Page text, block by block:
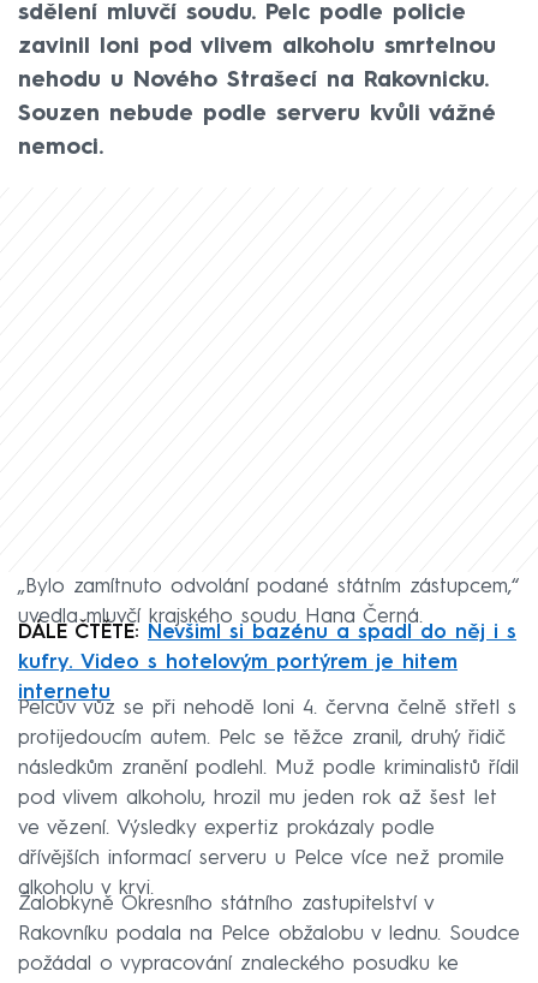
sdělení mluvčí soudu. Pelc podle policie
zavinil loni pod vlivem alkoholu smrtelnou
nehodu u Nového Strašecí na Rakovnicku.
Souzen nebude podle serveru kvůli vážné
nemoci.
„Bylo zamítnuto odvolání podané státním zástupcem,“
uvedla mluvčí krajského soudu Hana Černá.
DÁLE ČTĚTE:
Nevšiml si bazénu a spadl do něj i s
kufry. Video s hotelovým portýrem je hitem
internetu
Pelcův vůz se při nehodě loni 4. června čelně střetl s
protijedoucím autem. Pelc se těžce zranil, druhý řidič
následkům zranění podlehl. Muž podle kriminalistů řídil
pod vlivem alkoholu, hrozil mu jeden rok až šest let
ve vězení. Výsledky expertiz prokázaly podle
dřívějších informací serveru u Pelce více než promile
alkoholu v krvi.
Žalobkyně Okresního státního zastupitelství v
Rakovníku podala na Pelce obžalobu v lednu. Soudce
požádal o vypracování znaleckého posudku ke